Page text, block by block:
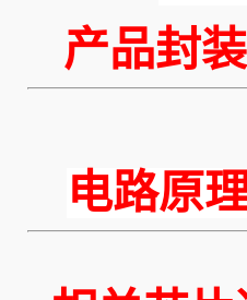
产品封
电路原